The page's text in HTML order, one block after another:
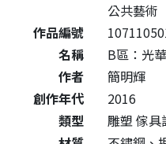
公共藝術
作品編號
名稱
B區：光
作者
簡明輝
創作年代
2016
類型
雕塑 傢具